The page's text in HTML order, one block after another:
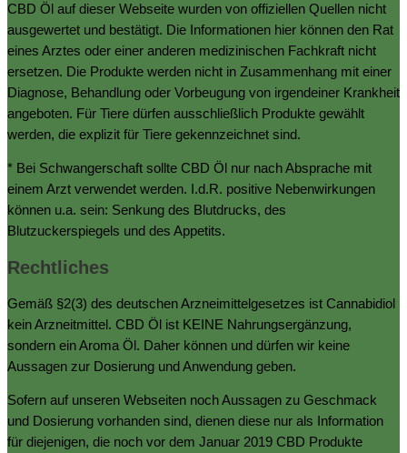
CBD Öl auf dieser Webseite wurden von offiziellen Quellen nicht
ausgewertet und bestätigt. Die Informationen hier können den Rat
eines Arztes oder einer anderen medizinischen Fachkraft nicht
ersetzen. Die Produkte werden nicht in Zusammenhang mit einer
Diagnose, Behandlung oder Vorbeugung von irgendeiner Krankheit
angeboten. Für Tiere dürfen ausschließlich Produkte gewählt
werden, die explizit für Tiere gekennzeichnet sind.
* Bei Schwangerschaft sollte CBD Öl nur nach Absprache mit
einem Arzt verwendet werden. I.d.R. positive Nebenwirkungen
können u.a. sein: Senkung des Blutdrucks, des
Blutzuckerspiegels und des Appetits.
Rechtliches
Gemäß §2(3) des deutschen Arzneimittelgesetzes ist Cannabidiol
kein Arzneitmittel. CBD Öl ist KEINE Nahrungsergänzung,
sondern ein Aroma Öl. Daher können und dürfen wir keine
Aussagen zur Dosierung und Anwendung geben.
Sofern auf unseren Webseiten noch Aussagen zu Geschmack
und Dosierung vorhanden sind, dienen diese nur als Information
für diejenigen, die noch vor dem Januar 2019 CBD Produkte